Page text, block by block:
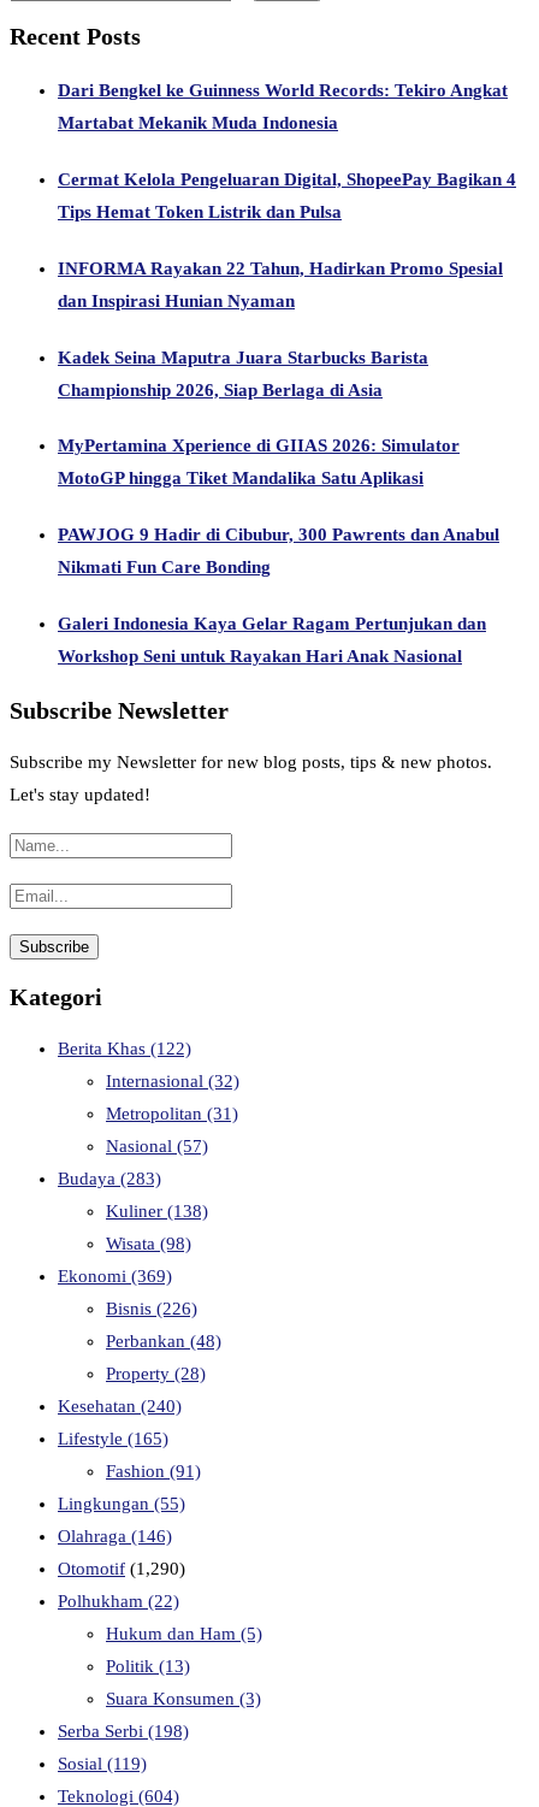
Recent Posts
Dari Bengkel ke Guinness World Records: Tekiro Angkat
Martabat Mekanik Muda Indonesia
Cermat Kelola Pengeluaran Digital, ShopeePay Bagikan 4
Tips Hemat Token Listrik dan Pulsa
INFORMA Rayakan 22 Tahun, Hadirkan Promo Spesial
dan Inspirasi Hunian Nyaman
Kadek Seina Maputra Juara Starbucks Barista
Championship 2026, Siap Berlaga di Asia
MyPertamina Xperience di GIIAS 2026: Simulator
MotoGP hingga Tiket Mandalika Satu Aplikasi
PAWJOG 9 Hadir di Cibubur, 300 Pawrents dan Anabul
Nikmati Fun Care Bonding
Galeri Indonesia Kaya Gelar Ragam Pertunjukan dan
Workshop Seni untuk Rayakan Hari Anak Nasional
Subscribe Newsletter
Subscribe my Newsletter for new blog posts, tips & new photos.
Let's stay updated!
Kategori
Berita Khas (122)
Internasional (32)
Metropolitan (31)
Nasional (57)
Budaya (283)
Kuliner (138)
Wisata (98)
Ekonomi (369)
Bisnis (226)
Perbankan (48)
Property (28)
Kesehatan (240)
Lifestyle (165)
Fashion (91)
Lingkungan (55)
Olahraga (146)
Otomotif (1,290)
Polhukham (22)
Hukum dan Ham (5)
Politik (13)
Suara Konsumen (3)
Serba Serbi (198)
Sosial (119)
Teknologi (604)